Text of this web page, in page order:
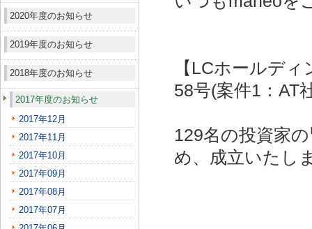
2020年度のお知らせ
2019年度のお知らせ
2018年度のお知らせ
2017年度のお知らせ
2017年12月
2017年11月
2017年10月
2017年09月
2017年08月
2017年07月
【LCホールデ
58号(案件1：AT
129名の投資家
め、成立いたし